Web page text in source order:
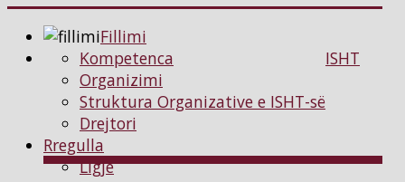
Fillimi
ISHT
Kompetenca
Organizimi
Struktura Organizative e ISHT-së
Drejtori
Rregulla
Ligje